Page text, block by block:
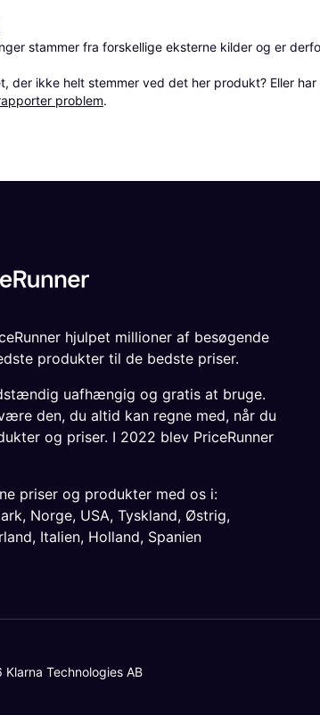
stammer fra forskellige eksterne kilder og er
der ikke helt stemmer ved det her produkt? Eller
problem.
hjulpet millioner af besøgende
produkter til de bedste priser.
uafhængig og gratis at bruge.
den, du altid kan regne med, når du
og priser. I 2022 blev PriceRunner
priser og produkter med os i:
, Norge, USA, Tyskland, Østrig,
, Italien, Holland, Spanien
Technologies AB